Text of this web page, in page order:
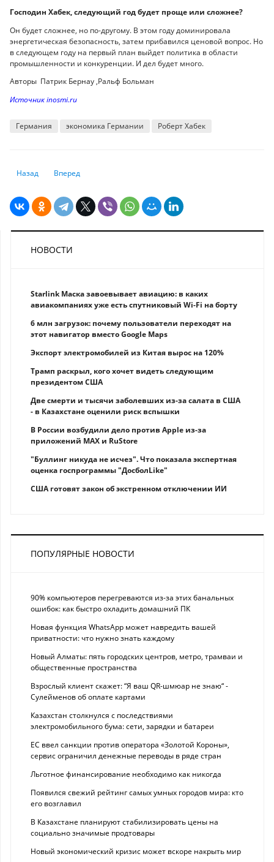
Господин Хабек, следующий год будет проще или сложнее?
Он будет сложнее, но по-другому. В этом году доминировала
энергетическая безопасность, затем прибавился ценовой вопрос. Но
в следующем году на первый план выйдет политика в области
промышленности и конкуренции. И дел будет много.
Авторы Патрик Бернау ,Ральф Больман
Источник inosmi.ru
Германия экономика Германии Роберт Хабек
Предыдущий: Авиакомпании РК перевезли с начала года около 9 млн
Назад Следующий: Танкеры с миллионами баррелями нефти из
Вперед
НОВОСТИ
Starlink Маска завоевывает авиацию: в каких
авиакомпаниях уже есть спутниковый Wi-Fi на борту
6 млн загрузок: почему пользователи переходят на
этот навигатор вместо Google Maps
Экспорт электромобилей из Китая вырос на 120%
Трамп раскрыл, кого хочет видеть следующим
президентом США
Две смерти и тысячи заболевших из-за салата в США
- в Казахстане оценили риск вспышки
В России возбудили дело против Apple из-за
приложений MAX и RuStore
"Буллинг никуда не исчез". Что показала экспертная
оценка госпрограммы "ДосболLike"
США готовят закон об экстренном отключении ИИ
ПОПУЛЯРНЫЕ НОВОСТИ
90% компьютеров перегреваются из-за этих банальных
ошибок: как быстро охладить домашний ПК
Новая функция WhatsApp может навредить вашей
приватности: что нужно знать каждому
Новый Алматы: пять городских центров, метро, трамваи и
общественные пространства
Взрослый клиент скажет: “Я ваш QR-шмюар не знаю“ -
Сулейменов об оплате картами
Казахстан столкнулся с последствиями
электромобильного бума: сети, зарядки и батареи
ЕС ввел санкции против оператора «Золотой Короны»,
сервис ограничил денежные переводы в ряде стран
Льготное финансирование необходимо как никогда
Появился свежий рейтинг самых умных городов мира: кто
его возглавил
В Казахстане планируют стабилизировать цены на
социально значимые продтовары
Новый экономический кризис может вскоре накрыть мир